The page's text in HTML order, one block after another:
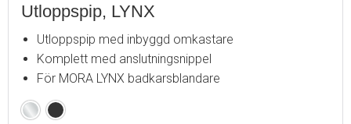
Utloppspip, LYNX
Utloppspip med inbyggd omkastare
Komplett med anslutningsnippel
För MORA LYNX badkarsblandare
KromMattsvart